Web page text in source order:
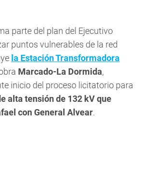
parte del plan del Ejecutivo
puntos vulnerables de la red
la Estación Transformadora
Marcado-La Dormida,
inicio del proceso licitatorio para
alta tensión de 132 kV que
con General Alvear.